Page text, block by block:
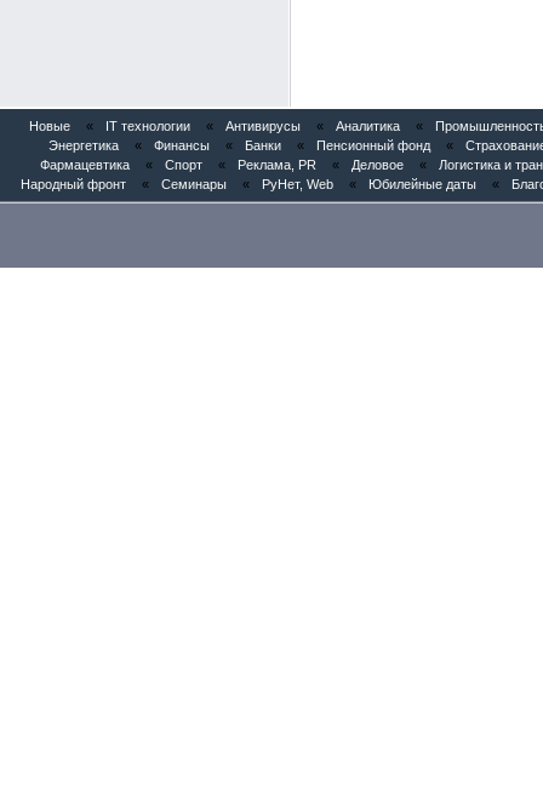
Новые « IT технологии « Антивирусы « Аналитика «
Энергетика
« Финансы « Банки « Пенсионный фонд «
Фармацевтика
« Спорт « Реклама, PR « Деловое «
Логистика и
Народный фронт
« Семинары « РуНет, Web « Юбилейные даты «